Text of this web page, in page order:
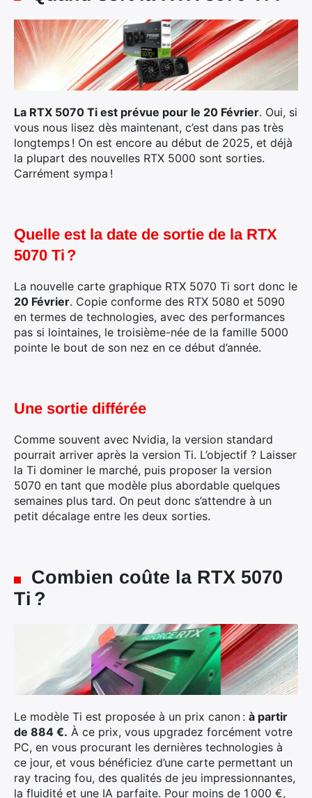
La RTX 5070 Ti est prévue pour le 20 Février. Oui, si
vous nous lisez dès maintenant, c’est dans pas très
longtemps ! On est encore au début de 2025, et déjà
la plupart des nouvelles RTX 5000 sont sorties.
Carrément sympa !
Quelle est la date de sortie de la RTX
5070 Ti ?
La nouvelle carte graphique RTX 5070 Ti sort donc le
20 Février. Copie conforme des RTX 5080 et 5090
en termes de technologies, avec des performances
pas si lointaines, le troisième-née de la famille 5000
pointe le bout de son nez en ce début d’année.
Une sortie différée
Comme souvent avec Nvidia, la version standard
pourrait arriver après la version Ti. L’objectif ? Laisser
la Ti dominer le marché, puis proposer la version
5070 en tant que modèle plus abordable quelques
semaines plus tard. On peut donc s’attendre à un
petit décalage entre les deux sorties.
Combien coûte la RTX 5070
Ti ?
Le modèle Ti est proposée à un prix canon : à partir
de 884 €. À ce prix, vous upgradez forcément votre
PC, en vous procurant les dernières technologies à
ce jour, et vous bénéficiez d’une carte permettant un
ray tracing fou, des qualités de jeu impressionnantes,
la fluidité et une IA parfaite. Pour moins de 1 000 €,